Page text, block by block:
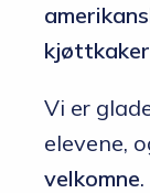
Vi er
elevene,
velkomne